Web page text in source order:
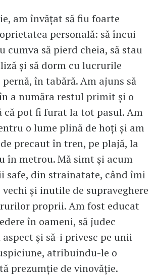
am învățat să fiu foarte
personală: să încui
cumva să pierd cheia, să stau
și să dorm cu lucrurile
în tabără. Am ajuns să
a număra restul primit și o
că pot fi furat la tot pasul. Am
o lume plină de hoți și am
precaut în tren, pe plajă, la
în metrou. Mă simt și acum
safe, din strainatate, când îmi
vechi și inutile de supraveghere
proprii. Am fost educat
în oameni, să judec
și să-i privesc pe unii
atribuindu-le o
prezumție de vinovăție.